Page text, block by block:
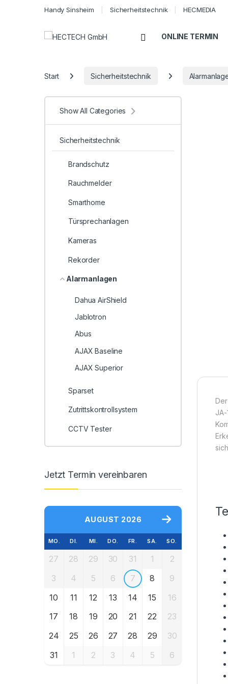
Handy Sinsheim Sicherheitstechnik HECMEDIA
Open ONLINE TERMIN
Start Sicherheitstechnik
Show All Categories
Sicherheitstechnik
Brandschutz
Rauchmelder
Smarthome
Türsprechanlagen
Kameras
Rekorder
Alarmanlagen
Dahua AirShield
Jablotron
Abus
AJAX Baseline
AJAX Superior
Sparset
Zutrittskontrollsystem
CCTV Tester
Jetzt Termin vereinbaren
AUGUST 2026
MO. DI. MI. DO. FR. SA. SO.
27 28 29 30 31 1
2
3
4 5 6 7 8
9
10
11 12 13 14 15
16
17
18 19 20 21 22
23
24
25 26 27 28 29
30
31
1 2 3 4 5 6